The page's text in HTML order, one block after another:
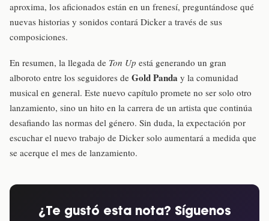
aproxima, los aficionados están en un frenesí, preguntándose qué
nuevas historias y sonidos contará Dicker a través de sus
composiciones.
En resumen, la llegada de Ton Up está generando un gran
alboroto entre los seguidores de Gold Panda y la comunidad
musical en general. Este nuevo capítulo promete no ser solo otro
lanzamiento, sino un hito en la carrera de un artista que continúa
desafiando las normas del género. Sin duda, la expectación por
escuchar el nuevo trabajo de Dicker solo aumentará a medida que
se acerque el mes de lanzamiento.
¿Te gustó esta nota? Síguenos